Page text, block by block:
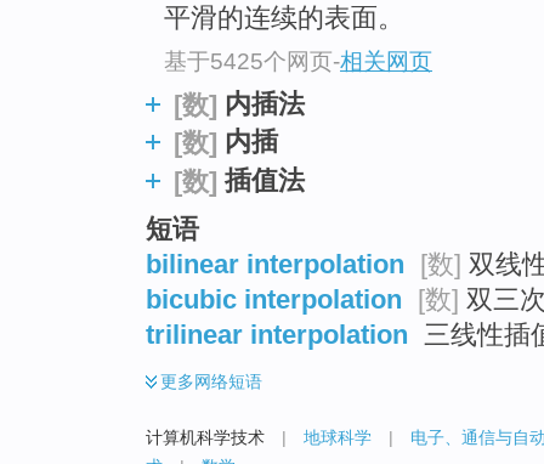
平滑的连续的表面。
基于5425个网页-相关网页
[数] 内插法
[数] 内插
[数] 插值法
短语
bilinear interpolation [数] 双线
bicubic interpolation [数] 双三
trilinear interpolation 三线性插
更多网络短语
计算机科学技术 | 地球科学 |
电子、通信与自